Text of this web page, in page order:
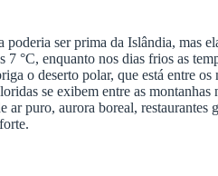
ser prima da Islândia, mas
°C, enquanto nos dias frios as
o deserto polar, que está entre
se exibem entre as montanhas
ar puro, aurora boreal, restaurantes